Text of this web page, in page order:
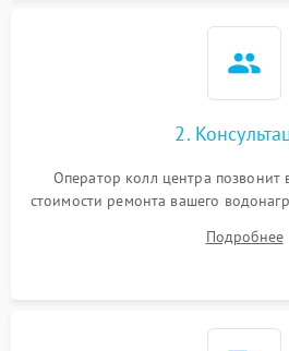
2.
Оператор колл центра позвонит
стоимости ремонта вашего
Подробнее